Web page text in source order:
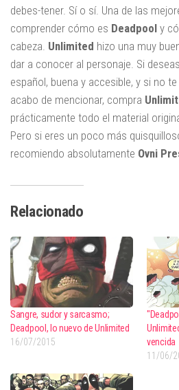
debes-tener. Sí o sí. Una de las
comprender cómo es Deadpool y
cabeza. Unlimited hizo una muy
dar a conocer al personaje. Si
español, buena y accesible, y si no
acabo de mencionar, compra
prácticamente todo el material
Pero si eres un poco más
recomiendo absolutamente Ovni
Relacionado
Sangre, sudor y sarcasmo;
Deadpool, lo nuevo de Unlimited
16/07/2015
vencida
11/06/